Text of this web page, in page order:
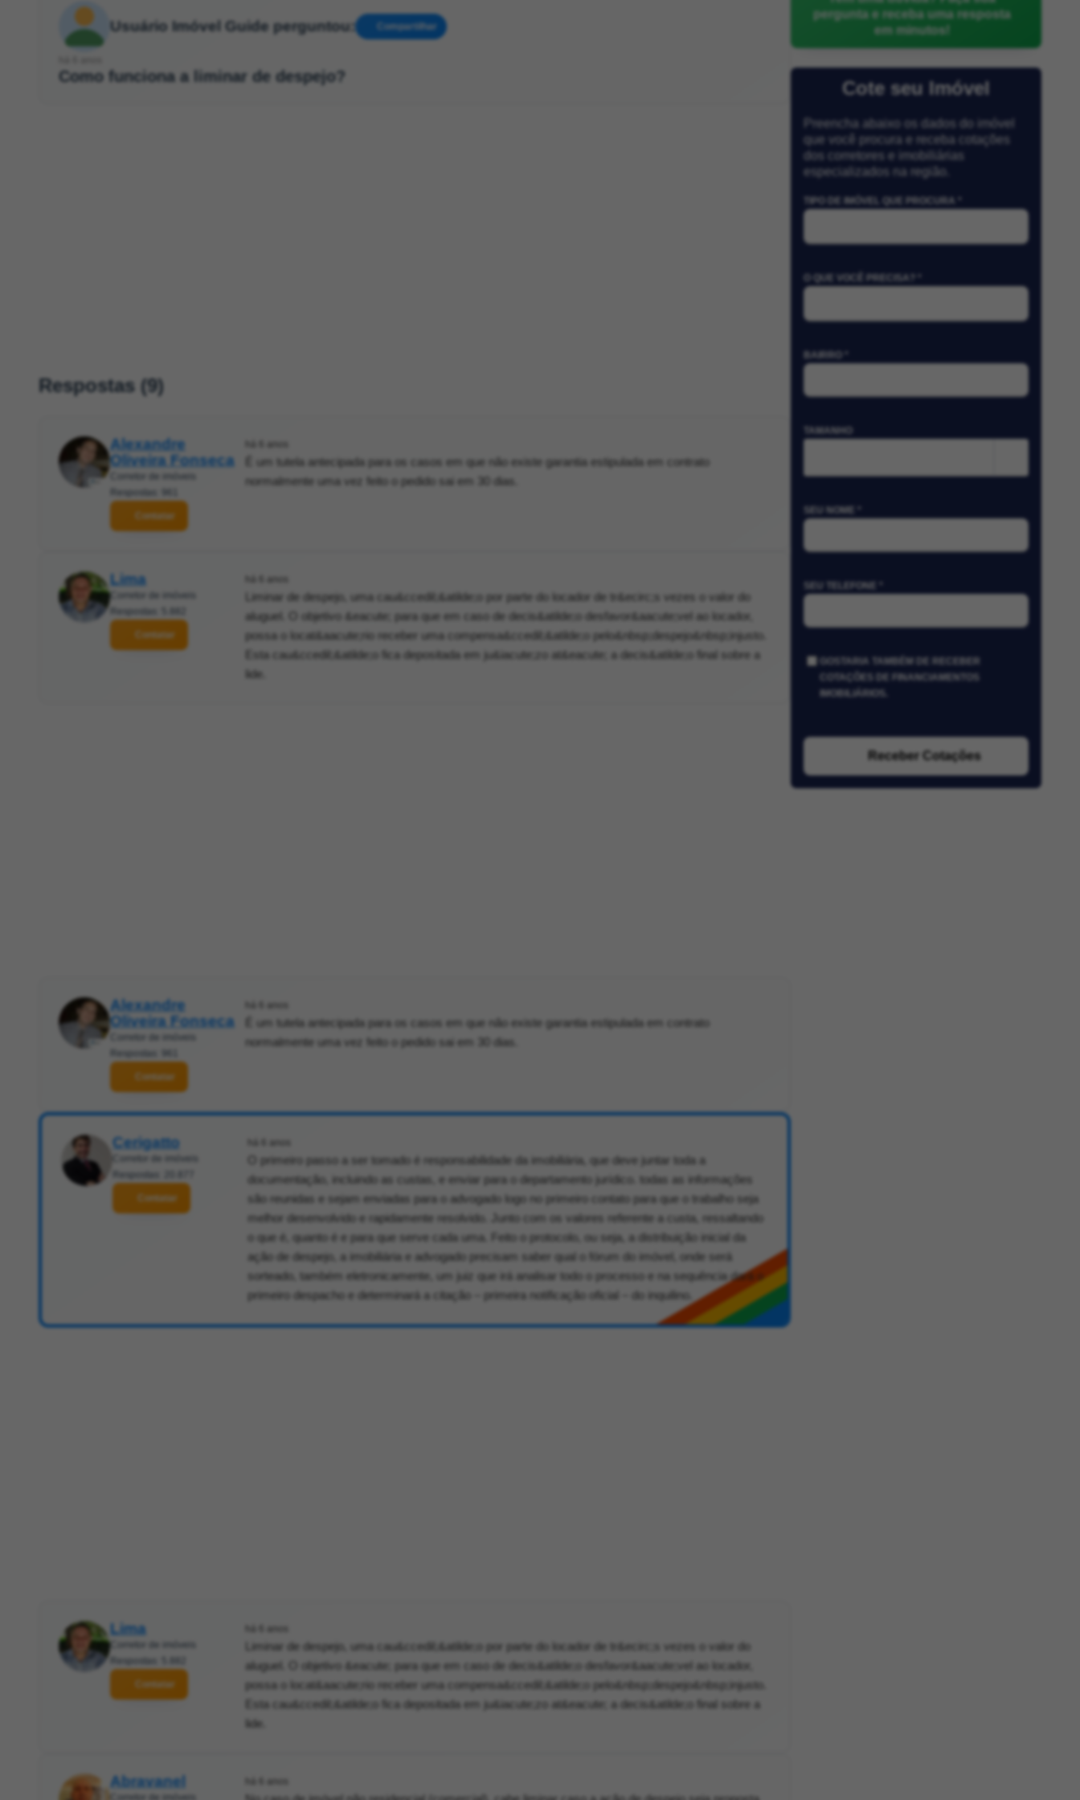
Usuário Imóvel Guide perguntou: Compartilhar
Como funciona a liminar de despejo?
Respostas (9)
Alexandre
Oliveira Fonseca
Contatar
É um tutela antecipada para os casos em que não existe garantia estipulada em contrato
normalmente uma vez feito o pedido sai em 30 dias.
Lima
Contatar
Liminar de despejo, uma cau&ccedil;&atilde;o por parte do locador de tr&ecirc;s vezes o valor do
aluguel. O objetivo &eacute; para que em caso de decis&atilde;o desfavor&aacute;vel ao locador,
possa o locat&aacute;rio receber uma compensa&ccedil;&atilde;o pelo&nbsp;despejo&nbsp;injusto.
Esta cau&ccedil;&atilde;o fica depositada em ju&iacute;zo at&eacute; a decis&atilde;o final sobre a
lide.
Alexandre
Oliveira Fonseca
Contatar
É um tutela antecipada para os casos em que não existe garantia estipulada em contrato
normalmente uma vez feito o pedido sai em 30 dias.
Cerigatto
Contatar
O primeiro passo a ser tomado é responsabilidade da imobiliária, que deve juntar toda a
documentação, incluindo as custas, e enviar para o departamento jurídico. todas as informações
são reunidas e sejam enviadas para o advogado logo no primeiro contato para que o trabalho seja
melhor desenvolvido e rapidamente resolvido. Junto com os valores referente a custa, ressaltando
o que é, quanto é e para que serve cada uma. Feito o protocolo, ou seja, a distribuição inicial da
ação de despejo, a imobiliária e advogado precisam saber qual o fórum do imóvel, onde será
sorteado, também eletronicamente, um juiz que irá analisar todo o processo e na sequência dará o
primeiro despacho e determinará a citação – primeira notificação oficial – do inquilino.
Lima
Contatar
Liminar de despejo, uma cau&ccedil;&atilde;o por parte do locador de tr&ecirc;s vezes o valor do
aluguel. O objetivo &eacute; para que em caso de decis&atilde;o desfavor&aacute;vel ao locador,
possa o locat&aacute;rio receber uma compensa&ccedil;&atilde;o pelo&nbsp;despejo&nbsp;injusto.
Esta cau&ccedil;&atilde;o fica depositada em ju&iacute;zo at&eacute; a decis&atilde;o final sobre a
lide.
Abravanel
pergunta e receba uma resposta
em minutos!
Cote seu Imóvel
Preencha abaixo os dados do imóvel
que você procura e receba cotações
dos corretores e imobiliárias
especializados na região.
TIPO DE IMÓVEL QUE PROCURA *
O QUE VOCÊ PRECISA? *
TAMANHO
SEU NOME *
SEU TELEFONE *
GOSTARIA TAMBÉM DE RECEBER
COTAÇÕES DE FINANCIAMENTOS
IMOBILIÁRIOS.
Receber Cotações